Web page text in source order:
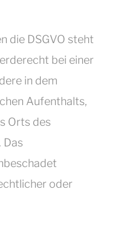
die DSGVO steht
bei einer
in dem
Aufenthalts,
Orts des
Das
oder